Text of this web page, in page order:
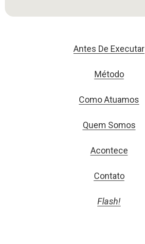
Antes De Executar
Método
Como Atuamos
Quem Somos
Acontece
Contato
Flash!